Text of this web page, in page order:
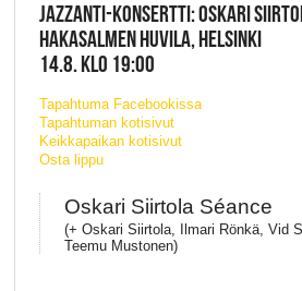
JAZZANTI-KONSERTTI: OSKARI
HAKASALMEN HUVILA, HELSINKI
14.8. KLO 19:00
Tapahtuma Facebookissa
Tapahtuman kotisivut
Keikkapaikan kotisivut
Osta lippu
Oskari Siirtola Séance
(+ Oskari Siirtola, Ilmari Rönkä, Vid
Teemu Mustonen)